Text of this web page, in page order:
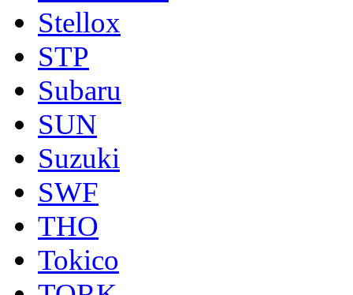
Stellox
STP
Subaru
SUN
Suzuki
SWF
THO
Tokico